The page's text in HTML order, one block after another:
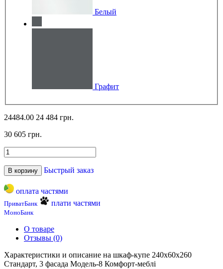
Белый
Графит
24484.00 24 484 грн.
30 605 грн.
В корзину Быстрый заказ
оплата частями
ПриватБанк плати частями
МоноБанк
О товаре
Отзывы (0)
Характеристики и описание на шкаф-купе 240х60х260
Стандарт, 3 фасада Модель-8 Комфорт-меблі